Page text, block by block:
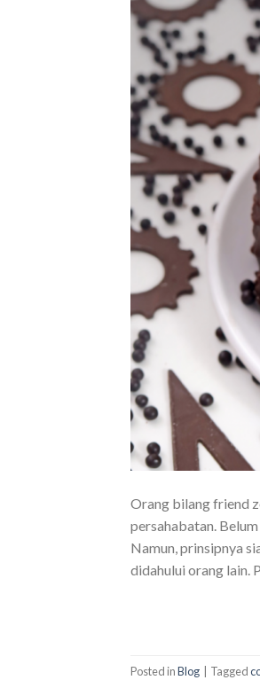
Orang bilang friend
persahabatan.
Namun, prinsipnya
didahului orang lain.
Posted inBlog Tagged